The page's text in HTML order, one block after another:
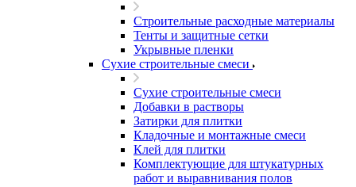
Строительные расходные материалы
Тенты и защитные сетки
Укрывные пленки
Сухие строительные смеси
Сухие строительные смеси
Добавки в растворы
Затирки для плитки
Кладочные и монтажные смеси
Клей для плитки
Комплектующие для штукатурных
работ и выравнивания полов